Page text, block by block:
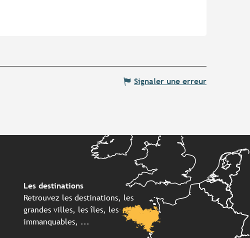
Signaler une erreur
Les destinations
Retrouvez les destinations, les
grandes villes, les îles, les
immanquables, ...